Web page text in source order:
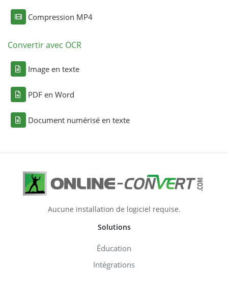
Compression MP4
Convertir avec OCR
Image en texte
PDF en Word
Document numérisé en texte
Aucune installation de logiciel requise.
Solutions
Éducation
Intégrations